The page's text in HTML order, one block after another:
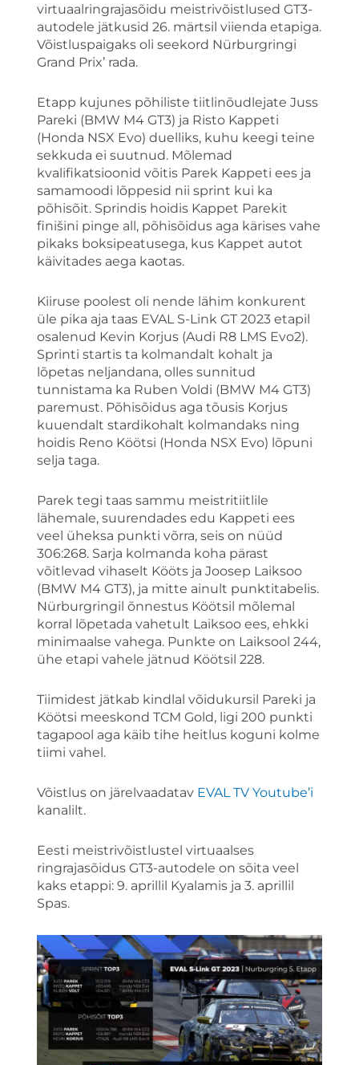
virtuaalringrajasõidu meistrivõistlused GT3-
autodele jätkusid 26. märtsil viienda etapiga.
Võistluspaigaks oli seekord Nürburgringi
Grand Prix’ rada.
Etapp kujunes põhiliste tiitlinõudlejate Juss
Pareki (BMW M4 GT3) ja Risto Kappeti
(Honda NSX Evo) duelliks, kuhu keegi teine
sekkuda ei suutnud. Mõlemad
kvalifikatsioonid võitis Parek Kappeti ees ja
samamoodi lõppesid nii sprint kui ka
põhisõit. Sprindis hoidis Kappet Parekit
finišini pinge all, põhisõidus aga kärises vahe
pikaks boksipeatusega, kus Kappet autot
käivitades aega kaotas.
Kiiruse poolest oli nende lähim konkurent
üle pika aja taas EVAL S-Link GT 2023 etapil
osalenud Kevin Korjus (Audi R8 LMS Evo2).
Sprinti startis ta kolmandalt kohalt ja
lõpetas neljandana, olles sunnitud
tunnistama ka Ruben Voldi (BMW M4 GT3)
paremust. Põhisõidus aga tõusis Korjus
kuuendalt stardikohalt kolmandaks ning
hoidis Reno Köötsi (Honda NSX Evo) lõpuni
selja taga.
Parek tegi taas sammu meistritiitlile
lähemale, suurendades edu Kappeti ees
veel üheksa punkti võrra, seis on nüüd
306:268. Sarja kolmanda koha pärast
võitlevad vihaselt Kööts ja Joosep Laiksoo
(BMW M4 GT3), ja mitte ainult punktitabelis.
Nürburgringil õnnestus Köötsil mõlemal
korral lõpetada vahetult Laiksoo ees, ehkki
minimaalse vahega. Punkte on Laiksool 244,
ühe etapi vahele jätnud Köötsil 228.
Tiimidest jätkab kindlal võidukursil Pareki ja
Köötsi meeskond TCM Gold, ligi 200 punkti
tagapool aga käib tihe heitlus koguni kolme
tiimi vahel.
Võistlus on järelvaadatav EVAL TV Youtube’i
kanalilt.
Eesti meistrivõistlustel virtuaalses
ringrajasõidus GT3-autodele on sõita veel
kaks etappi: 9. aprillil Kyalamis ja 3. aprillil
Spas.